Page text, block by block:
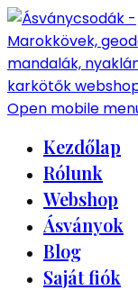
Open mobile
Kezdőlap
Rólunk
Webshop
Ásványok
Blog
Saját fiók